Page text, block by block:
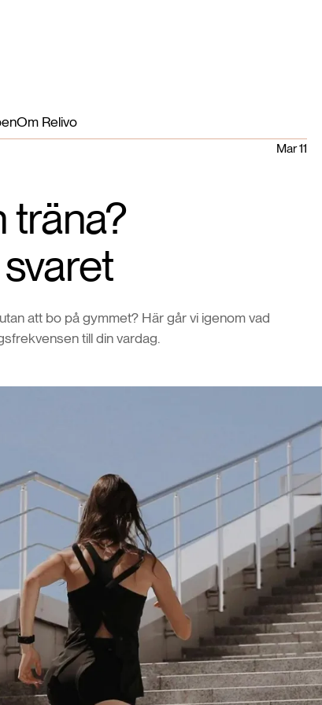
Om Relivo
Mar 11
träna?
att bo på gymmet? Här går vi igenom vad
till din vardag.